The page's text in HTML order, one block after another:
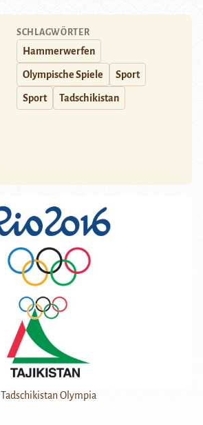
SCHLAGWÖRTER
Hammerwerfen
Olympische Spiele Sport
Sport Tadschikistan
Tadschikistan Olympia